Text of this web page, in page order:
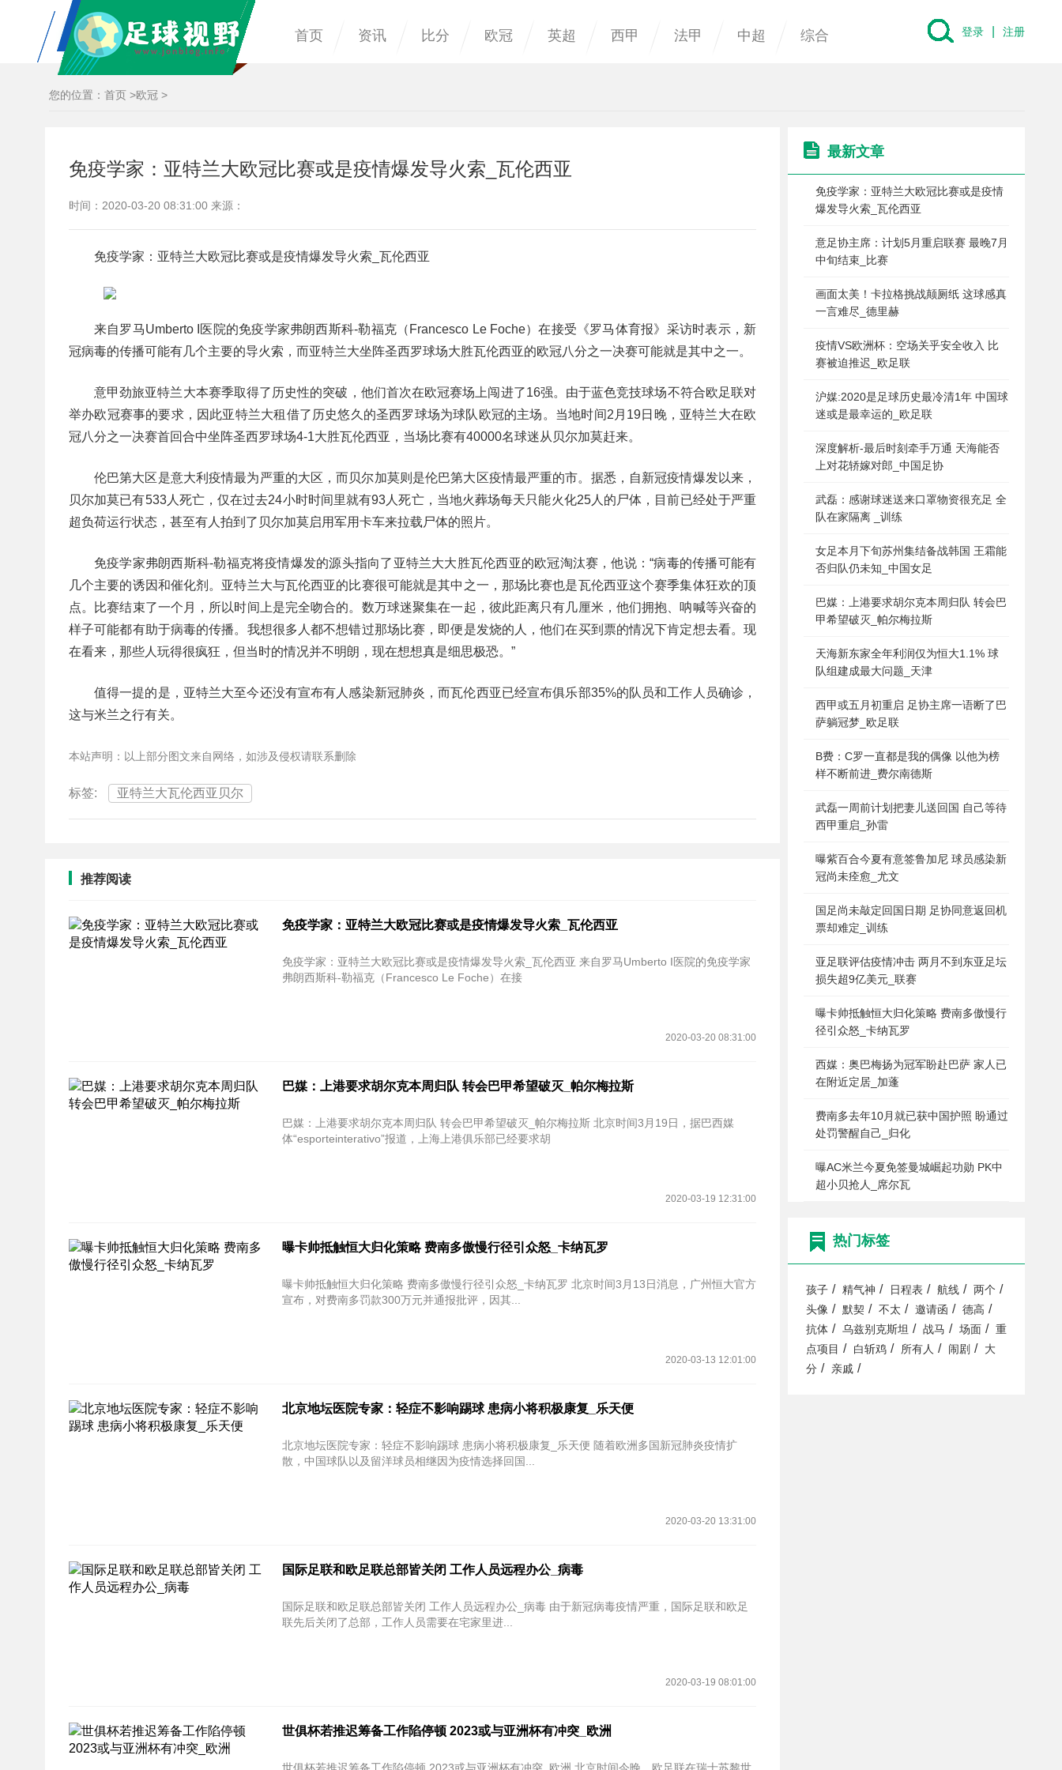
首页 资讯 比分 欧冠 英超 西甲 法甲 中超 综合 登录 注册
您的位置： 首页 >欧冠 >
免疫学家：亚特兰大欧冠比赛或是疫情爆发导火索_瓦伦西亚
时间：2020-03-20 08:31:00 来源：
免疫学家：亚特兰大欧冠比赛或是疫情爆发导火索_瓦伦西亚
来自罗马Umberto I医院的免疫学家弗朗西斯科-勒福克（Francesco Le Foche）在接受《罗马体育报》采访时表示，新
冠病毒的传播可能有几个主要的导火索，而亚特兰大坐阵圣西罗球场大胜瓦伦西亚的欧冠八分之一决赛可能就是其中之一。
意甲劲旅亚特兰大本赛季取得了历史性的突破，他们首次在欧冠赛场上闯进了16强。由于蓝色竞技球场不符合欧足联对
举办欧冠赛事的要求，因此亚特兰大租借了历史悠久的圣西罗球场为球队欧冠的主场。当地时间2月19日晚，亚特兰大在欧
冠八分之一决赛首回合中坐阵圣西罗球场4-1大胜瓦伦西亚，当场比赛有40000名球迷从贝尔加莫赶来。
伦巴第大区是意大利疫情最为严重的大区，而贝尔加莫则是伦巴第大区疫情最严重的市。据悉，自新冠疫情爆发以来，
贝尔加莫已有533人死亡，仅在过去24小时时间里就有93人死亡，当地火葬场每天只能火化25人的尸体，目前已经处于严重
超负荷运行状态，甚至有人拍到了贝尔加莫启用军用卡车来拉载尸体的照片。
免疫学家弗朗西斯科-勒福克将疫情爆发的源头指向了亚特兰大大胜瓦伦西亚的欧冠淘汰赛，他说：“病毒的传播可能有
几个主要的诱因和催化剂。亚特兰大与瓦伦西亚的比赛很可能就是其中之一，那场比赛也是瓦伦西亚这个赛季集体狂欢的顶
点。比赛结束了一个月，所以时间上是完全吻合的。数万球迷聚集在一起，彼此距离只有几厘米，他们拥抱、呐喊等兴奋的
样子可能都有助于病毒的传播。我想很多人都不想错过那场比赛，即便是发烧的人，他们在买到票的情况下肯定想去看。现
在看来，那些人玩得很疯狂，但当时的情况并不明朗，现在想想真是细思极恐。”
值得一提的是，亚特兰大至今还没有宣布有人感染新冠肺炎，而瓦伦西亚已经宣布俱乐部35%的队员和工作人员确诊，
这与米兰之行有关。
本站声明：以上部分图文来自网络，如涉及侵权请联系删除
标签: 亚特兰大瓦伦西亚贝尔
推荐阅读
免疫学家：亚特兰大欧冠比赛或是疫情爆发导火索_瓦伦西亚
免疫学家：亚特兰大欧冠比赛或是疫情爆发导火索_瓦伦西亚 来自罗马Umberto I医院的免疫学家
弗朗西斯科-勒福克（Francesco Le Foche）在接
2020-03-20 08:31:00
巴媒：上港要求胡尔克本周归队 转会巴甲希望破灭_帕尔梅拉斯
巴媒：上港要求胡尔克本周归队 转会巴甲希望破灭_帕尔梅拉斯 北京时间3月19日，据巴西媒
体“esporteinterativo”报道，上海上港俱乐部已经要求胡
2020-03-19 12:31:00
曝卡帅抵触恒大归化策略 费南多傲慢行径引众怒_卡纳瓦罗
曝卡帅抵触恒大归化策略 费南多傲慢行径引众怒_卡纳瓦罗 北京时间3月13日消息，广州恒大官方
宣布，对费南多罚款300万元并通报批评，因其...
2020-03-13 12:01:00
北京地坛医院专家：轻症不影响踢球 患病小将积极康复_乐天便
北京地坛医院专家：轻症不影响踢球 患病小将积极康复_乐天便 随着欧洲多国新冠肺炎疫情扩
散，中国球队以及留洋球员相继因为疫情选择回国...
2020-03-20 13:31:00
国际足联和欧足联总部皆关闭 工作人员远程办公_病毒
国际足联和欧足联总部皆关闭 工作人员远程办公_病毒 由于新冠病毒疫情严重，国际足联和欧足
联先后关闭了总部，工作人员需要在宅家里进...
2020-03-19 08:01:00
世俱杯若推迟筹备工作陷停顿 2023或与亚洲杯有冲突_欧洲
最新文章
免疫学家：亚特兰大欧冠比赛或是疫情
爆发导火索_瓦伦西亚
意足协主席：计划5月重启联赛 最晚7月
中旬结束_比赛
画面太美！卡拉格挑战颠厕纸 这球感真
一言难尽_德里赫
疫情VS欧洲杯：空场关乎安全收入 比
赛被迫推迟_欧足联
沪媒:2020是足球历史最冷清1年 中国球
迷或是最幸运的_欧足联
深度解析-最后时刻牵手万通 天海能否
上对花轿嫁对郎_中国足协
武磊：感谢球迷送来口罩物资很充足 全
队在家隔离 _训练
女足本月下旬苏州集结备战韩国 王霜能
否归队仍未知_中国女足
巴媒：上港要求胡尔克本周归队 转会巴
甲希望破灭_帕尔梅拉斯
天海新东家全年利润仅为恒大1.1% 球
队组建成最大问题_天津
西甲或五月初重启 足协主席一语断了巴
萨躺冠梦_欧足联
B费：C罗一直都是我的偶像 以他为榜
样不断前进_费尔南德斯
武磊一周前计划把妻儿送回国 自己等待
西甲重启_孙雷
曝紫百合今夏有意签鲁加尼 球员感染新
冠尚未痊愈_尤文
国足尚未敲定回国日期 足协同意返回机
票却难定_训练
亚足联评估疫情冲击 两月不到东亚足坛
损失超9亿美元_联赛
曝卡帅抵触恒大归化策略 费南多傲慢行
径引众怒_卡纳瓦罗
西媒：奥巴梅扬为冠军盼赴巴萨 家人已
在附近定居_加蓬
费南多去年10月就已获中国护照 盼通过
处罚警醒自己_归化
曝AC米兰今夏免签曼城崛起功勋 PK中
超小贝抢人_席尔瓦
热门标签
孩子 / 精气神 / 日程表 / 航线 / 两个 /
头像 / 默契 / 不太 / 邀请函 / 德高 /
抗体 / 乌兹别克斯坦 / 战马 / 场面 /
重
点项目 / 白斩鸡 / 所有人 / 闹剧 /
大
分 / 亲戚 /